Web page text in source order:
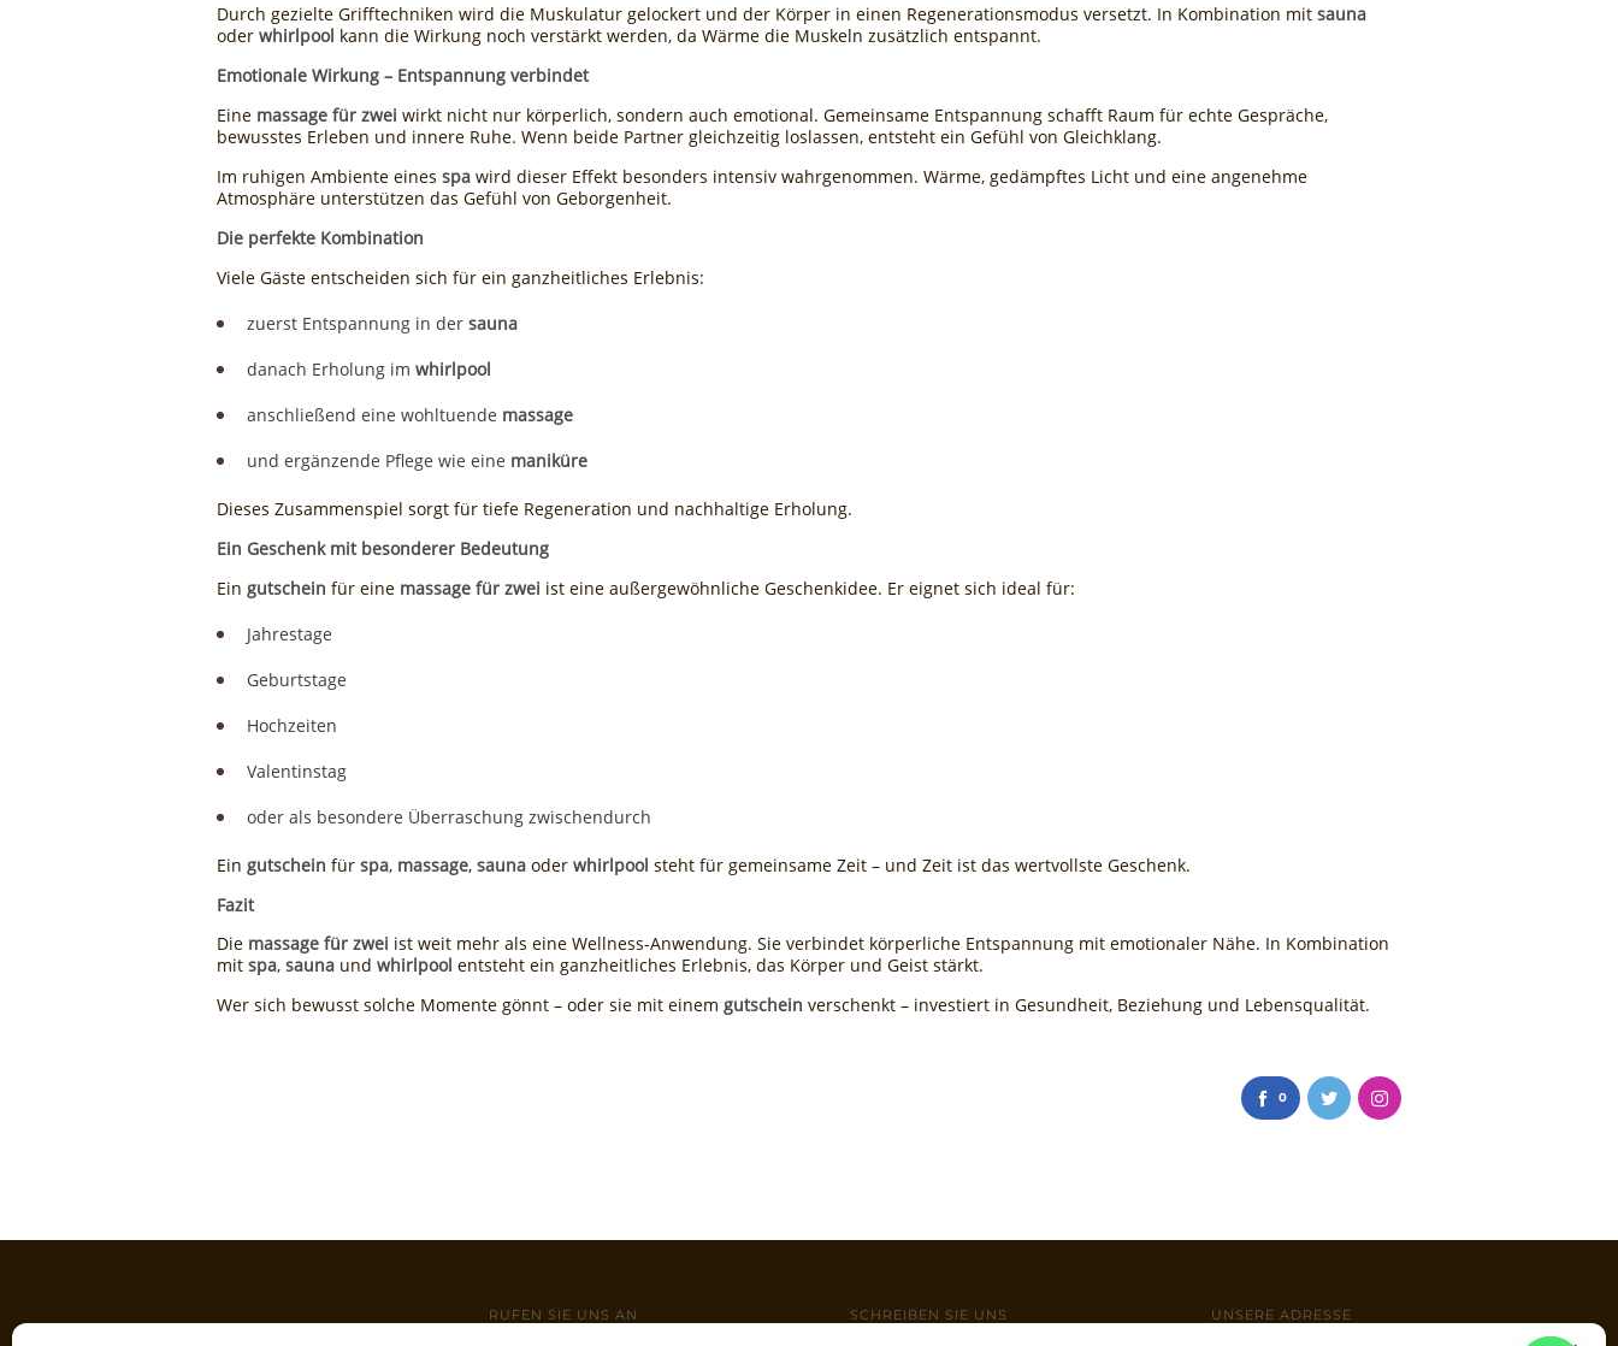
Durch gezielte Grifftechniken wird die Muskulatur gelockert und der Körper in einen Regenerationsmodus versetzt. In Kombination mitsauna
oderwhirlpool kann die Wirkung noch verstärkt werden, da Wärme die Muskeln zusätzlich entspannt.
Emotionale Wirkung – Entspannung verbindet
Eine massage für zwei wirkt nicht nur körperlich, sondern auch emotional. Gemeinsame Entspannung schafft Raum für echte Gespräche,
bewusstes Erleben und innere Ruhe. Wenn beide Partner gleichzeitig loslassen, entsteht ein Gefühl von Gleichklang.
Im ruhigen Ambiente einesspa wird dieser Effekt besonders intensiv wahrgenommen. Wärme, gedämpftes Licht und eine angenehme
Atmosphäre unterstützen das Gefühl von Geborgenheit.
Die perfekte Kombination
Viele Gäste entscheiden sich für ein ganzheitliches Erlebnis:
zuerst Entspannung in dersauna
danach Erholung imwhirlpool
anschließend eine wohltuende massage
und ergänzende Pflege wie eine maniküre
Dieses Zusammenspiel sorgt für tiefe Regeneration und nachhaltige Erholung.
Ein Geschenk mit besonderer Bedeutung
Ein gutschein für eine massage für zwei ist eine außergewöhnliche Geschenkidee. Er eignet sich ideal für:
Jahrestage
Geburtstage
Hochzeiten
Valentinstag
oder als besondere Überraschung zwischendurch
Ein gutschein fürspa, massage,sauna oderwhirlpool steht für gemeinsame Zeit – und Zeit ist das wertvollste Geschenk.
Fazit
Die massage für zwei ist weit mehr als eine Wellness-Anwendung. Sie verbindet körperliche Entspannung mit emotionaler Nähe. In Kombination
mitspa,sauna undwhirlpool entsteht ein ganzheitliches Erlebnis, das Körper und Geist stärkt.
Wer sich bewusst solche Momente gönnt – oder sie mit einemgutschein verschenkt – investiert in Gesundheit, Beziehung und Lebensqualität.
0
RUFEN SIE UNS AN SCHREIBEN SIE UNS UNSERE ADRESSE